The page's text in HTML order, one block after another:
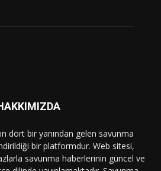
dört bir yanından gelen savunma
bir platformdur. Web sitesi,
savunma haberlerinin güncel ve